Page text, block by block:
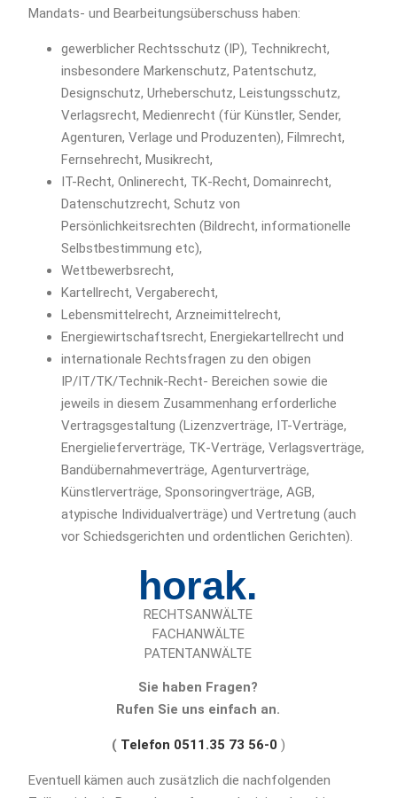
Mandats- und Bearbeitungsüberschuss haben:
gewerblicher Rechtsschutz (IP), Technikrecht,
insbesondere Markenschutz, Patentschutz,
Designschutz, Urheberschutz, Leistungsschutz,
Verlagsrecht, Medienrecht (für Künstler, Sender,
Agenturen, Verlage und Produzenten), Filmrecht,
Fernsehrecht, Musikrecht,
IT-Recht, Onlinerecht, TK-Recht, Domainrecht,
Datenschutzrecht, Schutz von
Persönlichkeitsrechten (Bildrecht, informationelle
Selbstbestimmung etc),
Wettbewerbsrecht,
Kartellrecht, Vergaberecht,
Lebensmittelrecht, Arzneimittelrecht,
Energiewirtschaftsrecht, Energiekartellrecht und
internationale Rechtsfragen zu den obigen
IP/IT/TK/Technik-Recht- Bereichen sowie die
jeweils in diesem Zusammenhang erforderliche
Vertragsgestaltung (Lizenzverträge, IT-Verträge,
Energielieferverträge, TK-Verträge, Verlagsverträge,
Bandübernahmeverträge, Agenturverträge,
Künstlerverträge, Sponsoringverträge, AGB,
atypische Individualverträge) und Vertretung (auch
vor Schiedsgerichten und ordentlichen Gerichten).
horak.
RECHTSANWÄLTE
FACHANWÄLTE
PATENTANWÄLTE
Sie haben Fragen?
Rufen Sie uns einfach an.
( Telefon 0511.35 73 56-0 )
Eventuell kämen auch zusätzlich die nachfolgenden